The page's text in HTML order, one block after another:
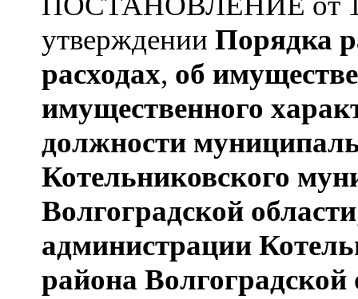
утверждении Порядка
расходах, об
имущественного
должности
Котельниковского
Волгоградской области
администрации
района Волгоградской